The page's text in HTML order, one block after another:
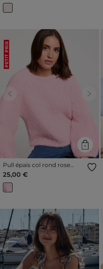
PETIT PRIX
Previous Next
Pull épais col rond rose
femme
25,00 €